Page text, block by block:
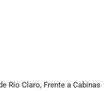
Río Claro, Frente a Cabinas